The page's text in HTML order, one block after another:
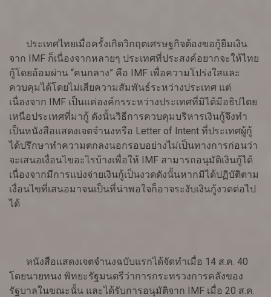
ประเทศไทยเมื่อครั้งเกิดวิกฤตเศรษฐกิจต้องขอกู้ยืมเงิน
จาก IMF ก็เนื่องจากหลายๆ ประเทศที่ประสงค์อยากจะให้ไทย
กู้โดยอ้อมผ่าน “คนกลาง” คือ IMF เพื่อความโปร่งใสและ
ควบคุมได้โดยไม่เสียความสัมพันธ์ระหว่างประเทศ แต่
เนื่องจาก IMF เป็นแค่องค์กรระหว่างประเทศที่มิได้มีอธิปไตย
เหนือประเทศที่มากู้ ดังนั้นวิธีการควบคุมบริหารเงินกู้จึงทำ
เป็นหนังสือแสดงเจตจำนงหรือ Letter of Intent ที่ประเทศผู้กู้
ได้ปรึกษาทำความตกลงนอกรอบอย่างไม่เป็นทางการก่อนว่า
จะเสนอเงื่อนไขอะไรบ้างเพื่อให้ IMF สามารถอนุมัติเงินกู้ได้
เนื่องจากมีการแบ่งจ่ายเงินกู้เป็นงวดดังนั้นหากมิได้ปฏิบัติตาม
เงื่อนไขที่เสนอมาจนเป็นที่น่าพอใจก็อาจระงับเงินกู้งวดต่อไป
ได้
หนังสือแสดงเจตจำนงฉบับแรกได้จัดทำเมื่อ 14 ส.ค. 40
โดยนายทนง พิทยะรัฐมนตรีว่าการกระทรวงการคลังของ
รัฐบาลในขณะนั้น และได้รับการอนุมัติจาก IMF เมื่อ 20 ส.ค.